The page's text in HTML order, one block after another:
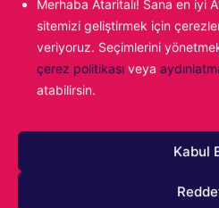
Merhaba Ataritalı! Sana en iyi
sitemizi geliştirmek için
veriyoruz. Seçimlerini
çerez politikası veya
atabilirsin.
Kabul
sahip
Gate Zero adındaki bir zaman
yolculuk, tarihi olaylar ve kişiler,
fark ettim. Temel yapı taşları
hemen hemen aynı olsa da
gizlilik mekanikleri ve genel